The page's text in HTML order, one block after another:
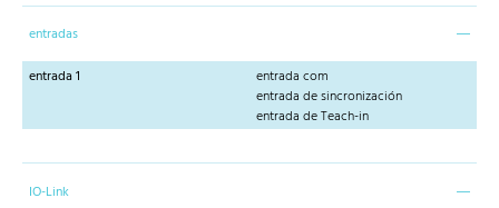
entradas
entrada 1
entrada com
entrada de sincronización
entrada de Teach-in
IO-Link